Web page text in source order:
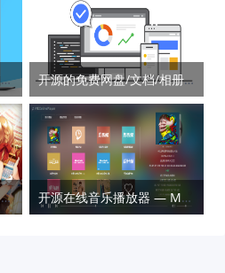
可道云在线文档管理器 — KodExplorer 开源的免费网盘/文档/相册/团队协作等应用 — DzzOffice
轻量级微博图床程序 — 幻想领域 开源在线音乐播放器 — MKOnlineMusicPlayer